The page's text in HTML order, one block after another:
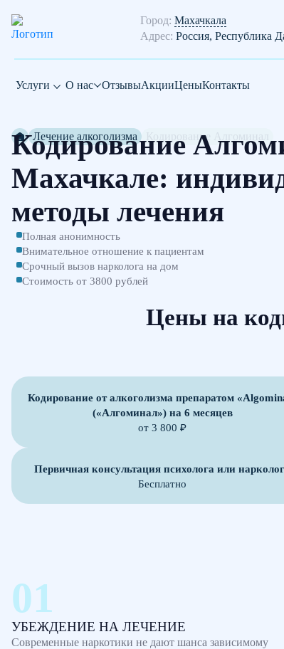
Город: Махачкала
Адрес: Россия, Республика
Услуги О нас ОтзывыАкцииЦеныКонтакты
Лечение алкоголизма Кодирование Алгоминал
Кодирование
Махачкале:
методы лечения
Полная анонимность
Внимательное отношение к пациентам
Срочный вызов нарколога на дом
Стоимость от 3800 рублей
Цены на
Кодирование от алкоголизма препаратом
(«Алгоминал») на 6 месяцев
от 3 800 ₽
Первичная консультация психолога или
Бесплатно
УБЕЖДЕНИЕ НА ЛЕЧЕНИЕ
Современные наркотики не дают шанса зависимому